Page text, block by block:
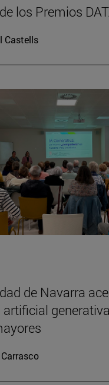
los Premios
Castells
de Navarra